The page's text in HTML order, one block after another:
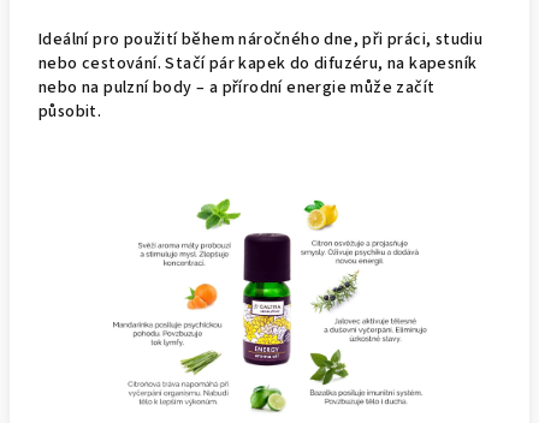
Ideální pro použití během náročného dne, při práci, studiu
nebo cestování. Stačí pár kapek do difuzéru, na kapesník
nebo na pulzní body – a přírodní energie může začít
působit.